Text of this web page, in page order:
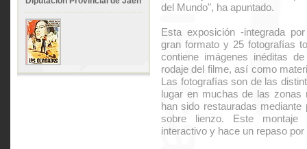
del Mundo", ha apuntado.
Esta exposición -integrada
gran formato y 25 fotografías
contiene imágenes inéditas
rodaje del filme, así como
Las fotografías son de las
lugar en muchas de las
han sido restauradas
sobre lienzo. Este
interactivo y hace un repaso